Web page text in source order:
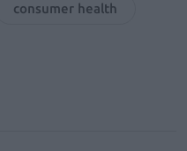
consumer health